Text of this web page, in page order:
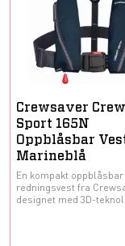
Crewsaver
Sport 165N
Oppblåsbar
Marineblå
En kompakt oppblåsbar
redningsvest fra
designet med 3D-